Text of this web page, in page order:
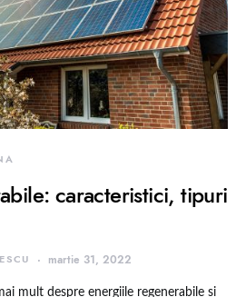
caracteristici, tipuri
martie 31, 2022
mult despre energiile regenerabile si